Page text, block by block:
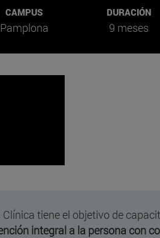
CAMPUS
Pamplona
DURACIÓN
9 meses
Clínica tiene el objetivo de
integral a la persona con